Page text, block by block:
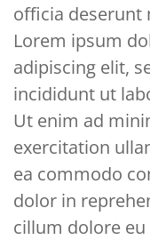
officia deserunt
Lorem ipsum
adipiscing elit,
incididunt ut
Ut enim ad
exercitation
ea commodo
dolor in
cillum dolore